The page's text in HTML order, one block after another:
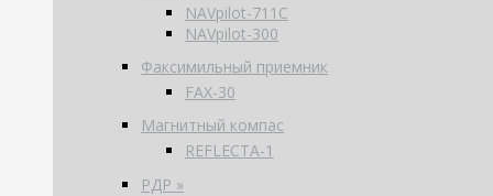
NAVpilot-711С
NAVpilot-300
Факсимильный приемник
FAX-30
Магнитный компас
REFLECTA-1
РДР »